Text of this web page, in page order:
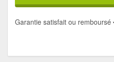
Garantie satisfait ou remboursé